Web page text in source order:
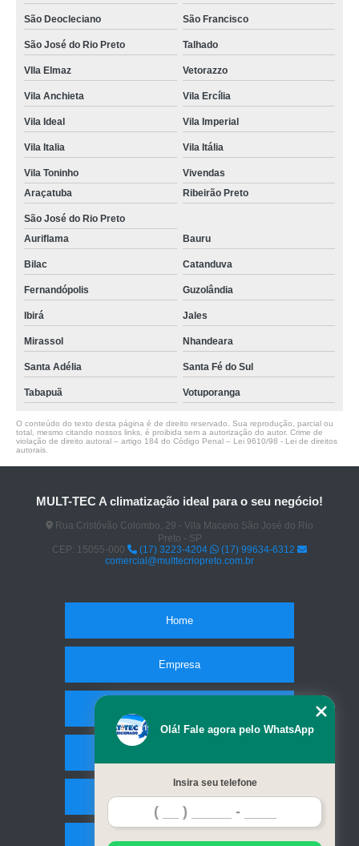
São Deocleciano São Francisco
São José do Rio Preto Talhado
VIla Elmaz Vetorazzo
Vila Anchieta Vila Ercília
Vila Ideal Vila Imperial
Vila Italia Vila Itália
Vila Toninho
Vivendas
Araçatuba
Ribeirão Preto
São José do Rio Preto
Auriflama
Bauru
Bilac Catanduva
Fernandópolis Guzolândia
Ibirá Jales
Mirassol Nhandeara
Santa Adélia Santa Fé do Sul
Tabapuã Votuporanga
O conteúdo do texto desta página é de direito reservado. Sua reprodução, parcial ou
total, mesmo citando nossos links, é proibida sem a autorização do autor. Crime de
violação de direito autoral – artigo 184 do Código Penal – Lei 9610/98 - Lei de direitos
autorais
MULT-TEC A climatização ideal para o seu negócio!
Rua Cristóvão Colombo, 29 - Vila Maceno São José do Rio
Preto - SP
CEP: 15055-000
(17) 3223-4204
(17) 99634-6312
comercial@multtecriopreto.com.br
Home
Empresa
Contato
Mapa do site
Olá! Fale agora pelo WhatsApp
Insira seu telefone